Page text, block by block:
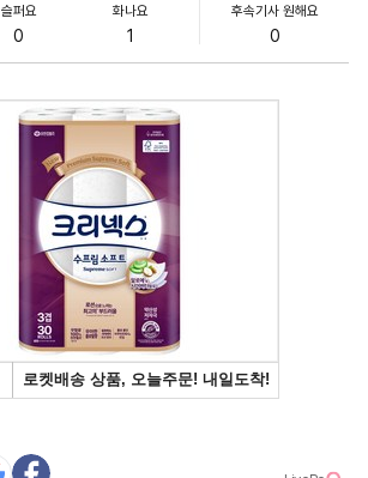
슬퍼요
0
화나요
1
후속기사 원해요
0